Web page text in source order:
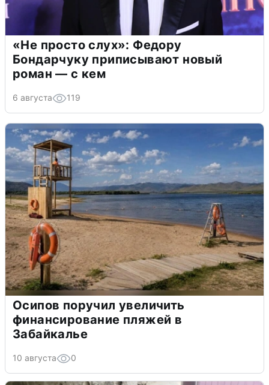
«Не просто слух»: Федору
Бондарчуку приписывают новый
роман — с кем
6 августа 119
Осипов поручил увеличить
финансирование пляжей в
Забайкалье
10 августа 0